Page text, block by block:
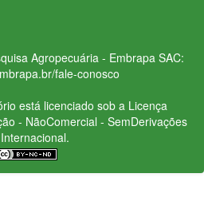
Agropecuária - Embrapa SAC:
fale-conosco
está licenciado sob a Licença
- NãoComercial - SemDerivações